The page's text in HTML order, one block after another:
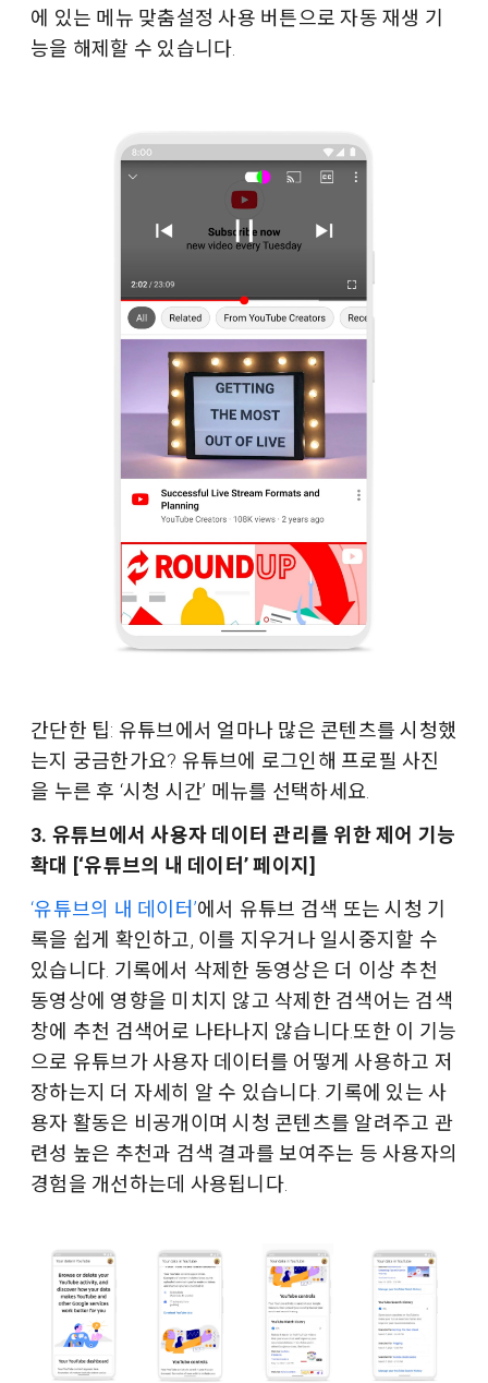
에 있는 메뉴 맞춤설정 사용 버튼으로 자동 재생 기
능을 해제할 수 있습니다.
간단한 팁: 유튜브에서 얼마나 많은 콘텐츠를 시청했
는지 궁금한가요? 유튜브에 로그인해 프로필 사진
을 누른 후 ‘시청 시간’ 메뉴를 선택하세요.
3. 유튜브에서 사용자 데이터 관리를 위한 제어 기능
확대 [‘유튜브의 내 데이터’ 페이지]
‘유튜브의 내 데이터’에서 유튜브 검색 또는 시청 기
록을 쉽게 확인하고, 이를 지우거나 일시중지할 수
있습니다. 기록에서 삭제한 동영상은 더 이상 추천
동영상에 영향을 미치지 않고 삭제한 검색어는 검색
창에 추천 검색어로 나타나지 않습니다.또한 이 기능
으로 유튜브가 사용자 데이터를 어떻게 사용하고 저
장하는지 더 자세히 알 수 있습니다. 기록에 있는 사
용자 활동은 비공개이며 시청 콘텐츠를 알려주고 관
련성 높은 추천과 검색 결과를 보여주는 등 사용자의
경험을 개선하는데 사용됩니다.